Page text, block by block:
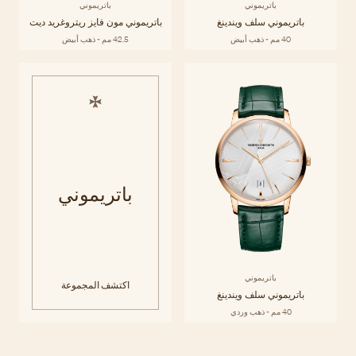
باتريموني
باتريموني سلف ويندينغ
40 مم - ذهب أبيض
باتريموني
باتريموني مون فايز ريتروغريد ديت
42.5 مم - ذهب أبيض
باتريموني
باتريموني سلف ويندينغ
40 مم - ذهب وردي
باتريموني
اكتشف المجموعة